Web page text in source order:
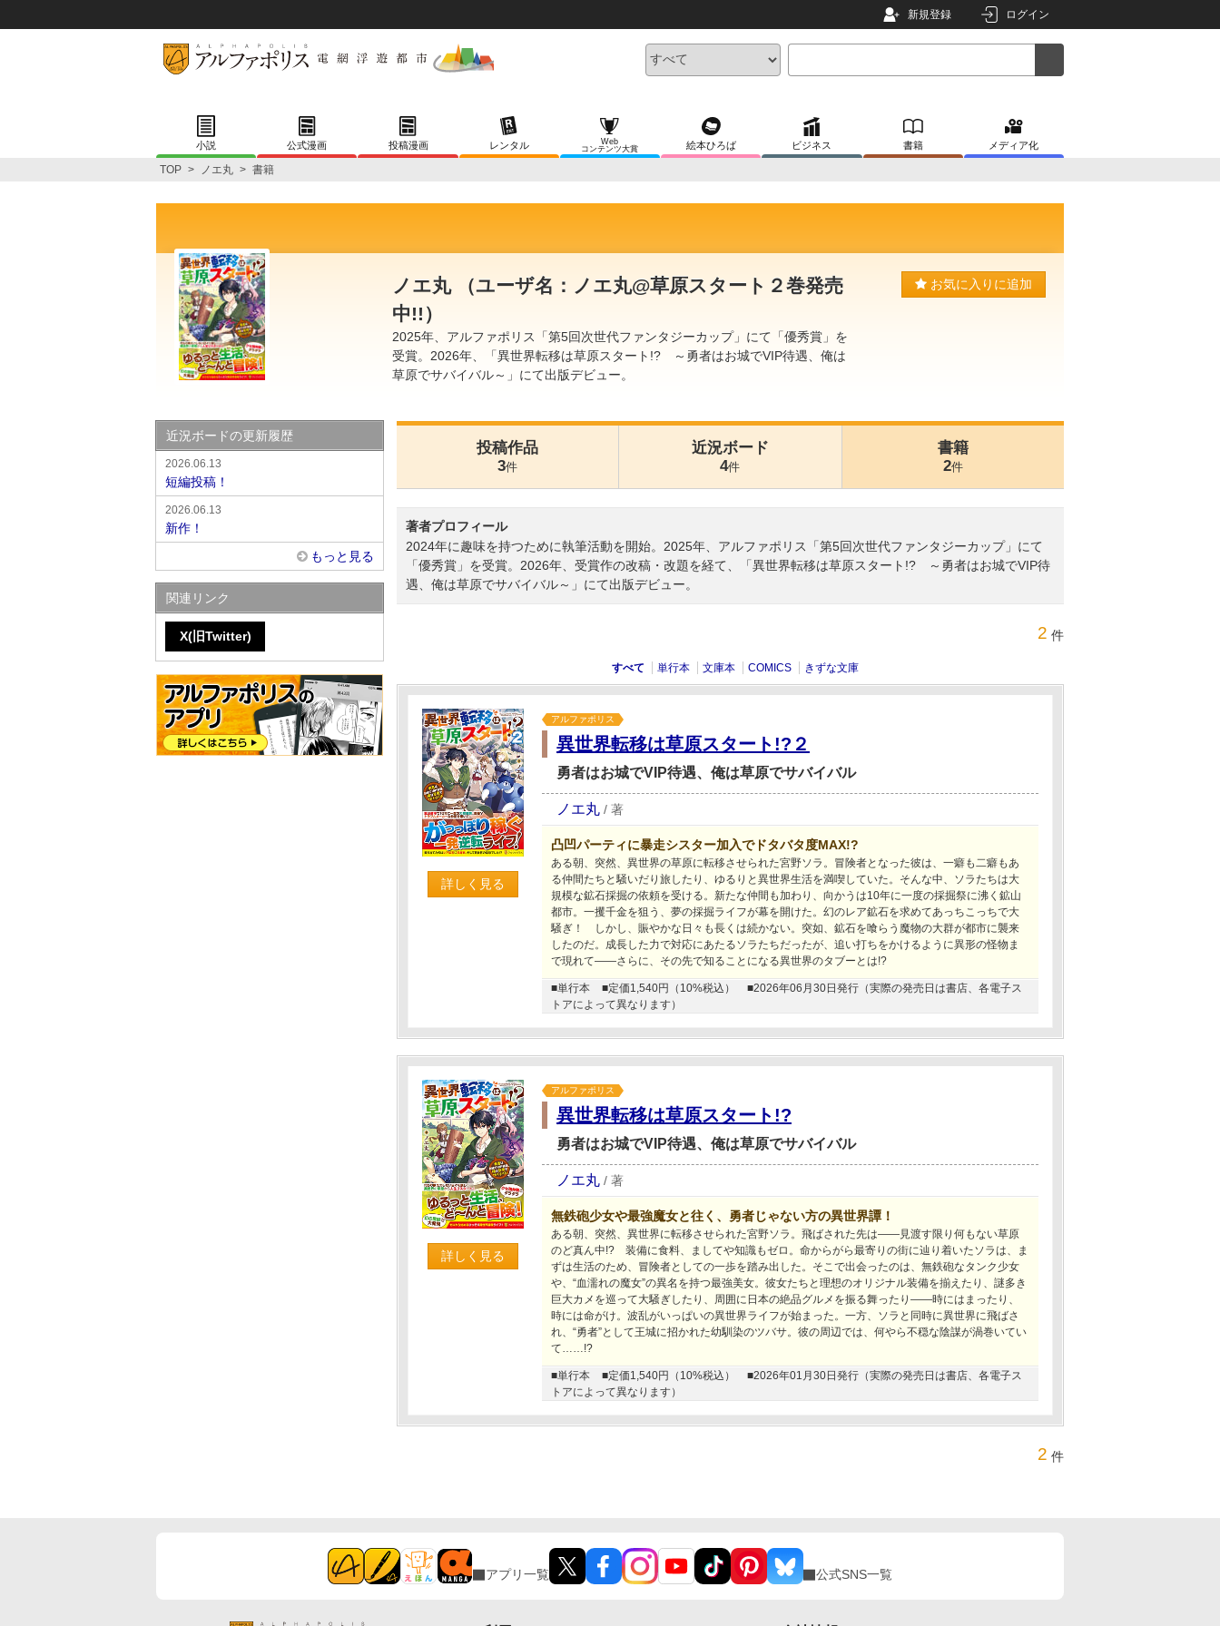
新規登録 ログイン
小説 公式漫画 投稿漫画 レンタル
Web
コンテンツ大賞
絵本ひろば ビジネス 書籍 メディア化
TOP > ノエ丸 > 書籍
ノエ丸 （ユーザ名：ノエ丸@草原スタート２巻発売
中!!）
2025年、アルファポリス「第5回次世代ファンタジーカップ」にて「優秀賞」を
受賞。2026年、「異世界転移は草原スタート!? ～勇者はお城でVIP待遇、俺は
草原でサバイバル～」にて出版デビュー。
お気に入りに追加
投稿作品
3件
近況ボード
4件
書籍
2件
著者プロフィール
2024年に趣味を持つために執筆活動を開始。2025年、アルファポリス「第5回次世代ファンタジーカップ」にて
「優秀賞」を受賞。2026年、受賞作の改稿・改題を経て、「異世界転移は草原スタート!? ～勇者はお城でVIP待
遇、俺は草原でサバイバル～」にて出版デビュー。
2 件
すべて 単行本 文庫本 COMICS きずな文庫
詳しく見る
アルファポリス
異世界転移は草原スタート!?２
勇者はお城でVIP待遇、俺は草原でサバイバル
ノエ丸 / 著
凸凹パーティに暴走シスター加入でドタバタ度MAX!?
ある朝、突然、異世界の草原に転移させられた宮野ソラ。冒険者となった彼は、一癖も二癖もあ
る仲間たちと騒いだり旅したり、ゆるりと異世界生活を満喫していた。そんな中、ソラたちは大
規模な鉱石採掘の依頼を受ける。新たな仲間も加わり、向かうは10年に一度の採掘祭に沸く鉱山
都市。一攫千金を狙う、夢の採掘ライフが幕を開けた。幻のレア鉱石を求めてあっちこっちで大
騒ぎ！ しかし、賑やかな日々も長くは続かない。突如、鉱石を喰らう魔物の大群が都市に襲来
したのだ。成長した力で対応にあたるソラたちだったが、追い打ちをかけるように異形の怪物ま
で現れて――さらに、その先で知ることになる異世界のタブーとは!?
■単行本 ■定価1,540円（10%税込）
■2026年06月30日発行（実際の発売日は書店、各電子ス
トアによって異なります）
詳しく見る
アルファポリス
異世界転移は草原スタート!?
勇者はお城でVIP待遇、俺は草原でサバイバル
ノエ丸 / 著
無鉄砲少女や最強魔女と往く、勇者じゃない方の異世界譚！
ある朝、突然、異世界に転移させられた宮野ソラ。飛ばされた先は――見渡す限り何もない草原
のど真ん中!? 装備に食料、ましてや知識もゼロ。命からがら最寄りの街に辿り着いたソラは、ま
ずは生活のため、冒険者としての一歩を踏み出した。そこで出会ったのは、無鉄砲なタンク少女
や、“血濡れの魔女”の異名を持つ最強美女。彼女たちと理想のオリジナル装備を揃えたり、謎多き
巨大カメを巡って大騒ぎしたり、周囲に日本の絶品グルメを振る舞ったり――時にはまったり、
時には命がけ。波乱がいっぱいの異世界ライフが始まった。一方、ソラと同時に異世界に飛ばさ
れ、“勇者”として王城に招かれた幼馴染のツバサ。彼の周辺では、何やら不穏な陰謀が渦巻いてい
て……!?
■単行本 ■定価1,540円（10%税込）
■2026年01月30日発行（実際の発売日は書店、各電子ス
トアによって異なります）
2 件
近況ボードの更新履歴
2026.06.13
短編投稿！
2026.06.13
新作！
もっと見る
関連リンク
X(旧Twitter)
アプリ一覧 公式SNS一覧